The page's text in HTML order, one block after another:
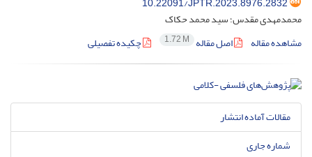
محمدمهدی مقدس؛ سید محمد حکاک
مشاهده مقاله
اصل مقاله 1.72 M چکیده تفصیلی
مقالات آماده انتشار
شماره جاری